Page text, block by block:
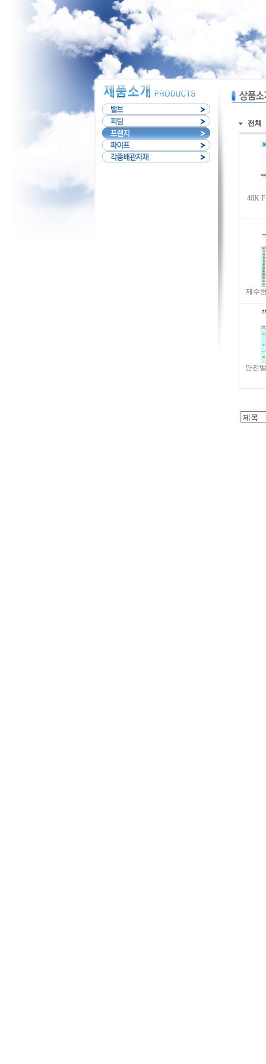
전체
40K
제수
안전